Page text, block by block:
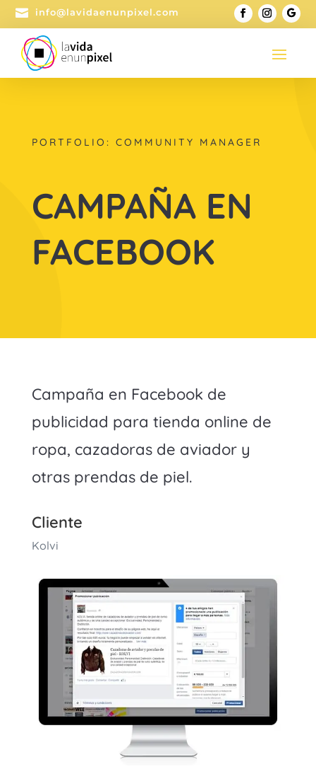
 info@lavidaenunpixel.com
PORTFOLIO: COMMUNITY MANAGER
CAMPAÑA EN
FACEBOOK
Campaña en Facebook de
publicidad para tienda online de
ropa, cazadoras de aviador y
otras prendas de piel.
Cliente
Kolvi